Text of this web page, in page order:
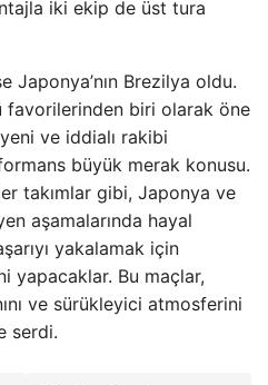
iki ekip de üst tura
Japonya’nın Brezilya oldu.
favorilerinden biri olarak öne
ve iddialı rakibi
büyük merak konusu.
takımlar gibi, Japonya ve
aşamalarında hayal
yakalamak için
yapacaklar. Bu maçlar,
ve sürükleyici atmosferini
serdi.